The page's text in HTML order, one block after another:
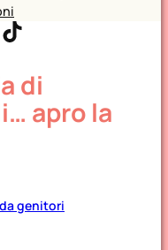
TikTok
di
apro la
genitori